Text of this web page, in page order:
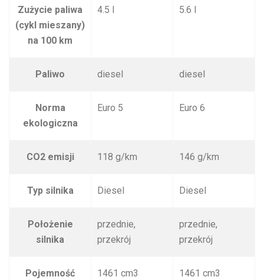
Zużycie paliwa
(cykl mieszany)
na 100 km
4.5 l 5.6 l
Paliwo diesel diesel
Norma
ekologiczna
Euro 5 Euro 6
CO2 emisji 118 g/km 146 g/km
Typ silnika Diesel Diesel
Położenie
silnika
przednie,
przekrój
przednie,
przekrój
Pojemność
1461 cm3 1461 cm3